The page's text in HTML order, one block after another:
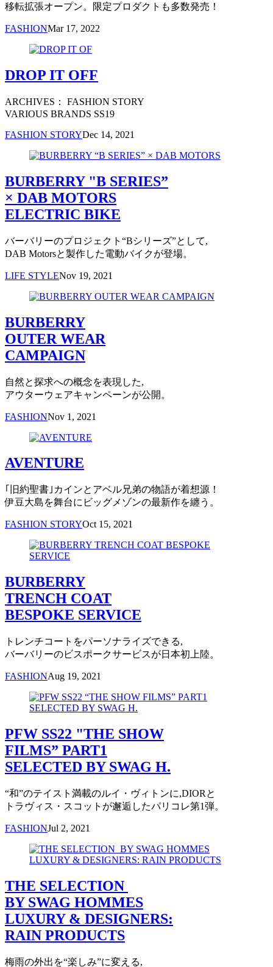
移転拡張オープン。限定プロダクトも多数発売！
FASHIONMar 17, 2022
DROP IT OFF
ARCHIVES： FASHION STORY
VARIOUS BRANDS SS19
FASHION STORYDec 14, 2021
BURBERRY "B SERIES”
× DAB MOTORS
ELECTRIC BIKE
バーバリーのプロジェクト“Bシリーズ”として,
DAB Motorsと製作した電動バイクが登場。
LIFE STYLENov 19, 2021
BURBERRY
OUTER WEAR
CAMPAIGN
自然と探求への概念を表現した,
アウターウェアキャンペーンが公開。
FASHIONNov 1, 2021
AVENTURE
｢旧約聖書｣カインとアベル兄弟の物語が着想源！
伊豆大島を舞台にビッグメゾンの最新作を纏う。
FASHION STORYOct 15, 2021
BURBERRY
TRENCH COAT
BESPOKE SERVICE
トレンチコートをパーソナライズできる,
バーバリーのビスポークサービスが日本初上陸。
FASHIONAug 19, 2021
PFW SS22 "THE SHOW
FILMS” PART1
SELECTED BY SWAG H.
“和”のテイスト満載のルイ・ヴィトンに,DIORと
トラヴィス・スコットが邂逅したパリコレ第1弾。
FASHIONJul 2, 2021
THE SELECTION
BY SWAG HOMMES
LUXURY & DESIGNERS:
RAIN PRODUCTS
梅雨の外出を“楽しみ”に変える,